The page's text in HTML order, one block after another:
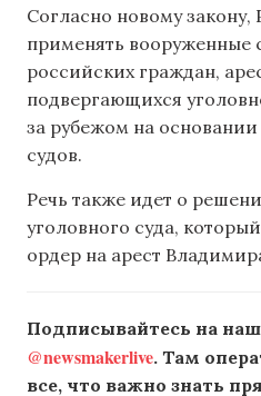
Согласно новому закону,
применять вооруженные
российских граждан,
подвергающихся
за рубежом на
судов.
Речь также идет о
уголовного суда,
ордер на арест
Подписывайтесь на
@newsmakerlive. Там
все, что важно знать